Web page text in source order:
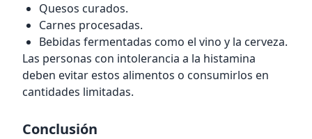
Quesos curados.
Carnes procesadas.
Bebidas fermentadas como el vino y la cerveza.
Las personas con intolerancia a la histamina
deben evitar estos alimentos o consumirlos en
cantidades limitadas.
Conclusión